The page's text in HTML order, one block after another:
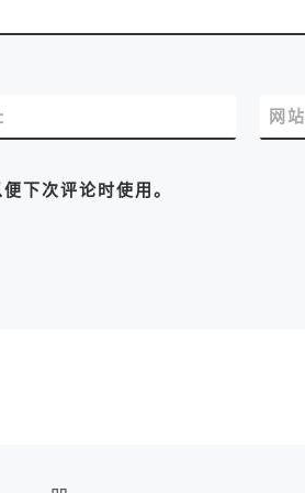
网
下次评论时使用。